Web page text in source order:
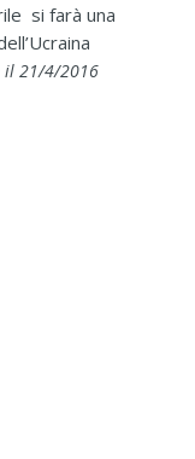
si farà una
il 21/4/2016